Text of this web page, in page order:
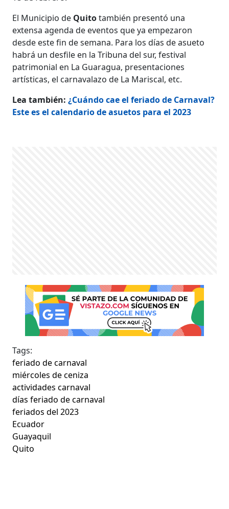
El Municipio de Quitotambién presentó una
extensa agenda de eventos que ya empezaron
desde este fin de semana. Para los días de asueto
habrá un desfile en la Tribuna del sur, festival
patrimonial en La Guaragua, presentaciones
artísticas, el carnavalazo de La Mariscal, etc.
Lea también:¿Cuándo cae el feriado de Carnaval?
Este es el calendario de asuetos para el 2023
Tags:
feriado de carnaval
miércoles de ceniza
actividades carnaval
días feriado de carnaval
feriados del 2023
Ecuador
Guayaquil
Quito